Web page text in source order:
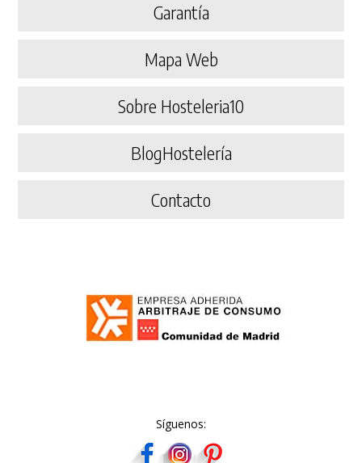
Garantía
Mapa Web
Sobre Hosteleria10
BlogHostelería
Contacto
Síguenos: